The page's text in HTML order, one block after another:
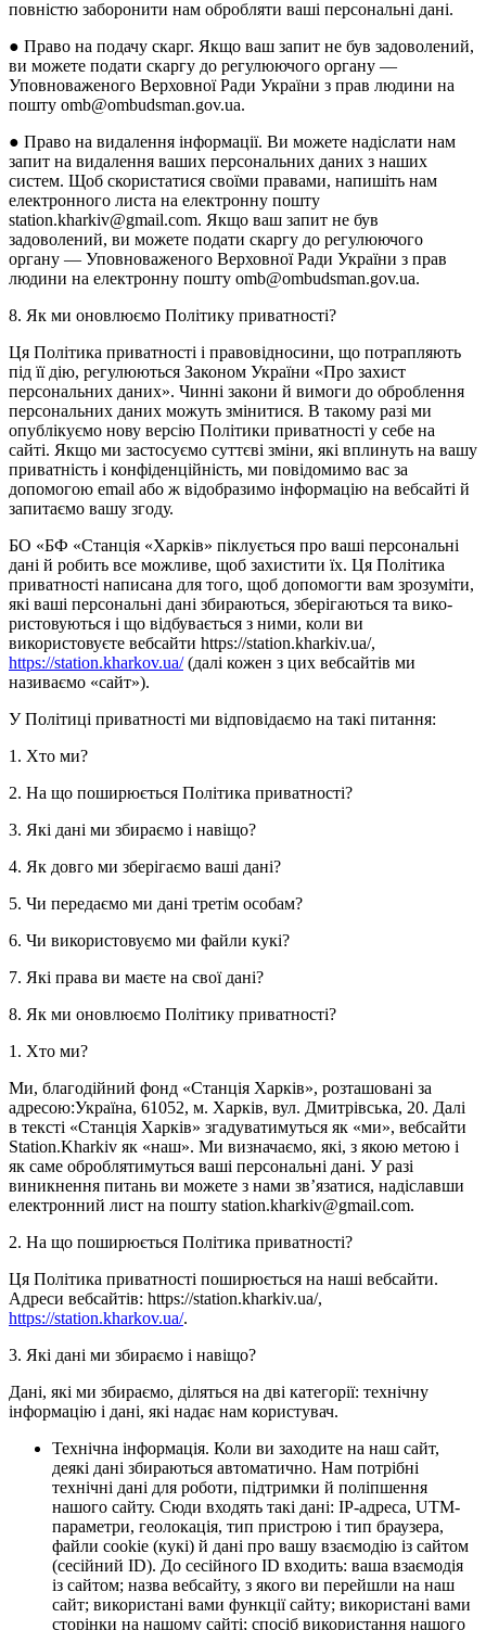
повністю заборонити нам обробляти ваші персональні дані.
● Право на подачу скарг. Якщо ваш запит не був задоволений,
ви можете подати скаргу до регулюючого органу —
Уповноваженого Верховної Ради України з прав людини на
пошту omb@ombudsman.gov.ua.
● Право на видалення інформації. Ви можете надіслати нам
запит на видалення ваших персональних даних з наших
систем. Щоб скористатися своїми правами, напишіть нам
електронного листа на електронну пошту
station.kharkiv@gmail.com. Якщо ваш запит не був
задоволений, ви можете подати скаргу до регулюючого
органу — Уповноваженого Верховної Ради України з прав
людини на електронну пошту omb@ombudsman.gov.ua.
8. Як ми оновлюємо Політику приватності?
Ця Політика приватності і правовідносини, що потрапляють
під її дію, регулюються Законом України «Про захист
персональних даних». Чинні закони й вимоги до оброблення
персональних даних можуть змінитися. В такому разі ми
опублікуємо нову версію Політики приватності у себе на
сайті. Якщо ми застосуємо суттєві зміни, які вплинуть на вашу
приватність і конфіденційність, ми повідомимо вас за
допомогою email або ж відобразимо інформацію на вебсайті й
запитаємо вашу згоду.
БО «‎БФ «Станція «Харків» піклується про ваші персональні
дані й робить все можливе, щоб захистити їх. Ця Політика
приватності написана для того, щоб допомогти вам зрозуміти,
які ваші персональні дані збираються, зберігаються та вико-
ристовуються і що відбувається з ними, коли ви
використовуєте вебсайти https://station.kharkiv.ua/,
https://station.kharkov.ua/(далі кожен з цих вебсайтів ми
називаємо «сайт»).
У Політиці приватності ми відповідаємо на такі питання:
1. Хто ми?
2. На що поширюється Політика приватності?
3. Які дані ми збираємо і навіщо?
4. Як довго ми зберігаємо ваші дані?
5. Чи передаємо ми дані третім особам?
6. Чи використовуємо ми файли кукі?
7. Які права ви маєте на свої дані?
8. Як ми оновлюємо Політику приватності?
1. Хто ми?
Ми, благодійний фонд «Станція Харків», розташовані за
адресою:Україна, 61052, м. Харків, вул. Дмитрівська, 20. Далі
в тексті «Станція Харків» згадуватимуться як «ми», вебсайти
Station.Kharkiv як «наш». Ми визначаємо, які, з якою метою і
як саме оброблятимуться ваші персональні дані. У разі
виникнення питань ви можете з нами зв’язатися, надіславши
електронний лист на пошту station.kharkiv@gmail.com.
2. На що поширюється Політика приватності?
Ця Політика приватності поширюється на наші вебсайти.
Адреси вебсайтів: https://station.kharkiv.ua/,
https://station.kharkov.ua/.
3. Які дані ми збираємо і навіщо?
Дані, які ми збираємо, діляться на дві категорії: технічну
інформацію і дані, які надає нам користувач.
Технічна інформація. Коли ви заходите на наш сайт,
деякі дані збираються автоматично. Нам потрібні
технічні дані для роботи, підтримки й поліпшення
нашого сайту. Сюди входять такі дані: IP-адреса, UTM-
параметри, геолокація, тип пристрою і тип браузера,
файли cookie (кукі) й дані про вашу взаємодію із сайтом
(сесійний ID). До сесійного ID входить: ваша взаємодія
із сайтом; назва вебсайту, з якого ви перейшли на наш
сайт; використані вами функції сайту; використані вами
сторінки на нашому сайті; спосіб використання нашого